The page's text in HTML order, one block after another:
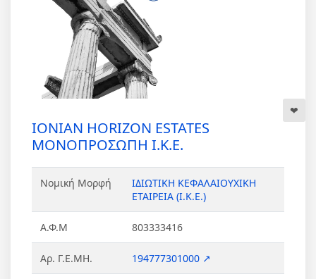
IONIAN HORIZON ESTATES
ΜΟΝΟΠΡΟΣΩΠΗ Ι.Κ.Ε.
Νομική Μορφή
ΙΔΙΩΤΙΚΗ ΚΕΦΑΛΑΙΟΥΧΙΚΗ
ΕΤΑΙΡΕΙΑ (Ι.Κ.Ε.)
Α.Φ.Μ 803333416
Αρ. Γ.Ε.ΜΗ. 194777301000 ↗